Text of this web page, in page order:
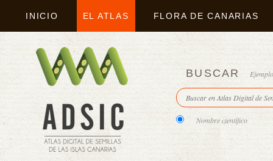
INICIO EL ATLAS FLORA DE CANARIAS
BUSCAR
Nombre científico